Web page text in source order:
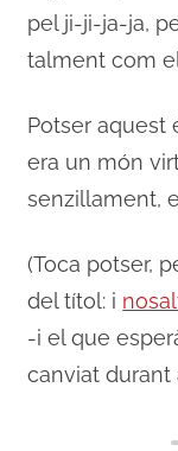
pel ji-ji-ja-ja,
talment com
Potser aquest
era un món
senzillament,
(Toca potser,
del títol: i
-i el que
canviat durant